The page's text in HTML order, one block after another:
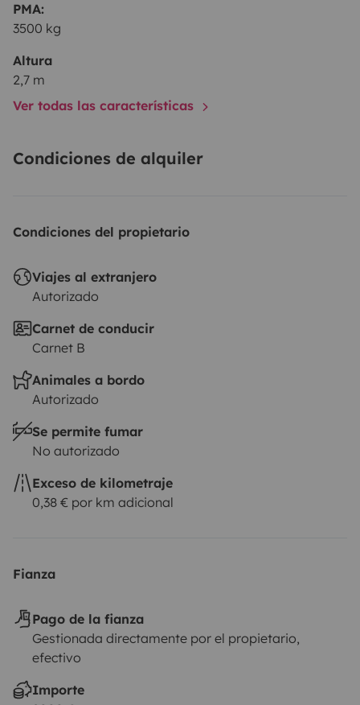
PMA:
3500 kg
Altura
2,7 m
Ver todas las características
Condiciones de alquiler
Condiciones del propietario
Viajes al extranjero
Autorizado
Carnet de conducir
Carnet B
Animales a bordo
Autorizado
Se permite fumar
No autorizado
Exceso de kilometraje
0,38 € por km adicional
Fianza
Pago de la fianza
Gestionada directamente por el propietario,
efectivo
Importe